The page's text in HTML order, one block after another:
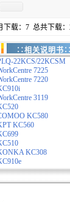
载：7 总共下载：
∷相关说明书∷
22KCS/22KCSM
7225
7220
3119
KC580
KC560
KC308